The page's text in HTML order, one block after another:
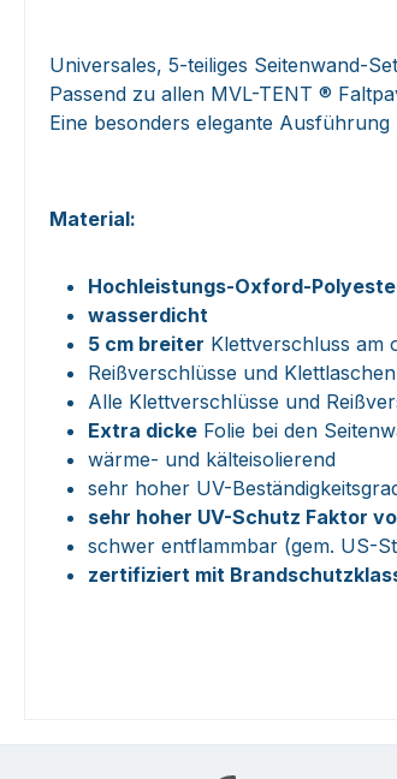
Universales, 5-teiliges Seitenwand-
Passend zu allen MVL-TENT ®
Eine besonders elegante Ausführung
Material:
Hochleistungs-Oxford-
wasserdicht
5 cm breiter Klettverschluss am
Reißverschlüsse und
Alle Klettverschlüsse und
Extra dicke Folie bei den
wärme- und kälteisolierend
sehr hoher UV-
sehr hoher UV-Schutz Faktor
schwer entflammbar (gem. US-
zertifiziert mit